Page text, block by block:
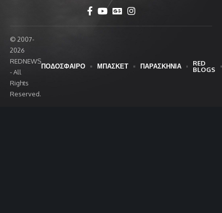
© 2007-
2026
REDNEWS
- All
Rights
Reserved.
ΠΟΔΟΣΦΑΙΡΟ ΜΠΑΣΚΕΤ ΠΑΡΑΣΚΗΝΙΑ
RED
BLOGS